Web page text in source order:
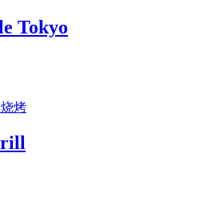
Tokyo
烧烤